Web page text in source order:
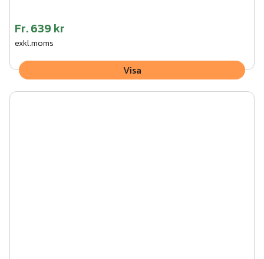
Fr.639 kr
exkl.moms
Visa